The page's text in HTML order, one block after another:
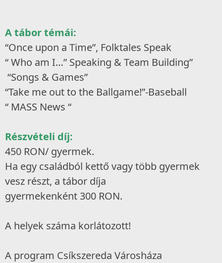
A tábor témái:
“Once upon a Time”, Folktales Speak
“ Who am I…” Speaking & Team Building”
“Songs & Games”
“Take me out to the Ballgame!”-Baseball
“ MASS News “
Részvételi díj:
450 RON/ gyermek.
Ha egy családból kettő vagy több gyermek
vesz részt, a tábor díja
gyermekenként 300 RON.
A helyek száma korlátozott!
A program Csíkszereda Városháza